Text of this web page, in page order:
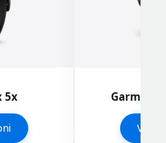
5x Garmin
Vedi